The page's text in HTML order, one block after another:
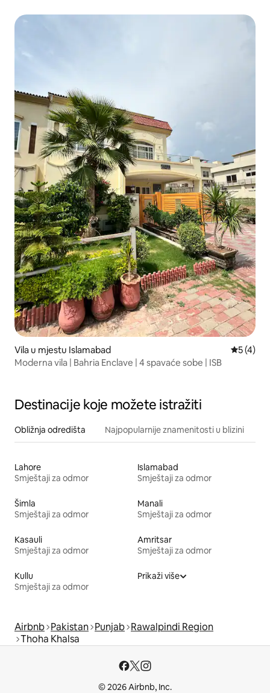
Vila u mjestu Islamabad
5 (4)
Moderna vila | Bahria Enclave | 4 spavaće sobe | ISB
Destinacije koje možete istražiti
Obližnja odredišta Najpopularnije znamenitosti u blizini
Lahore
Smještaji za odmor
Islamabad
Smještaji za odmor
Šimla
Smještaji za odmor
Manali
Smještaji za odmor
Kasauli
Smještaji za odmor
Amritsar
Smještaji za odmor
Kullu
Smještaji za odmor
Prikaži više
Airbnb Pakistan Punjab Rawalpindi Region
Thoha Khalsa
© 2026 Airbnb, Inc.